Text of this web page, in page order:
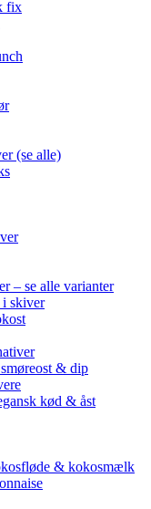
fix
(se alle)
– se alle varianter
i skiver
& dip
kød & åst
& kokosmælk